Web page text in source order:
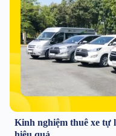
Kinh nghiệm thuê xe tự